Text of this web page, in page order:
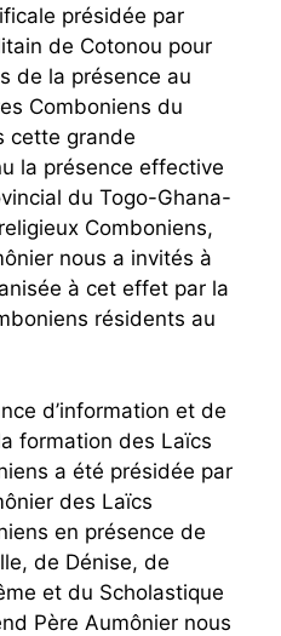
présidée par
de Cotonou pour
de la présence au
Comboniens du
cette grande
la présence effective
du Togo-Ghana-
Comboniens,
nous a invités à
à cet effet par la
résidents au
d’information et de
formation des Laïcs
a été présidée par
des Laïcs
en présence de
de Dénise, de
et du Scholastique
Père Aumônier nous